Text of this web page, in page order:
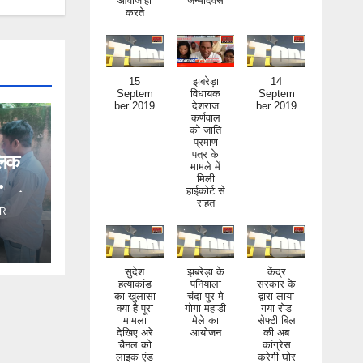
ने
15
ber 2019
झबरेड़ा
देशराज
कर्णवाल
को जाति
प्रमाण
पत्र के
मामले में
मिली
हाईकोर्ट से
राहत
14
ber 2019
सुदेश
हत्याकांड
का खुलासा
क्या है पूरा
मामला
देखिए अरे
चैनल को
लाइक एंड
सब्सक्राइ
ब जरूर
झबरेड़ा के
पनियाला
चंदा पुर मे
गोगा महाडी
मेले का
आयोजन
केंद्र
सरकार के
द्वारा लाया
गया रोड
सेफ्टी बिल
की अब
कांग्रेस
करेगी घोर
निंदा